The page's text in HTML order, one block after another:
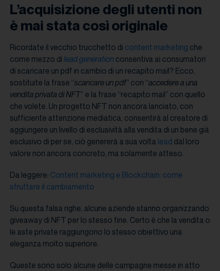
L’acquisizione degli utenti non
è mai stata così originale
Ricordate il vecchio trucchetto di content marketing che
come mezzo di lead generation consentiva ai consumatori
di scaricare un pdf in cambio di un recapito mail? Ecco,
sostituite la frase “scaricare un pdf” con “accedere a una
vendita privata di NFT” e la frase “recapito mail” con quello
che volete. Un progetto NFT non ancora lanciato, con
sufficiente attenzione mediatica, consentirà al creatore di
aggiungere un livello di esclusività alla vendita di un bene già
esclusivo di per se, ciò genererà a sua volta lead dal loro
valore non ancora concreto, ma solamente atteso.
Da leggere: Content marketing e Blockchain: come
sfruttare il cambiamento
Su questa falsa righe, alcune aziende stanno organizzando
giveaway di NFT per lo stesso fine. Certo è che la vendita o
le aste private raggiungono lo stesso obiettivo una
eleganza molto superiore.
Queste sono solo alcune delle campagne messe in atto